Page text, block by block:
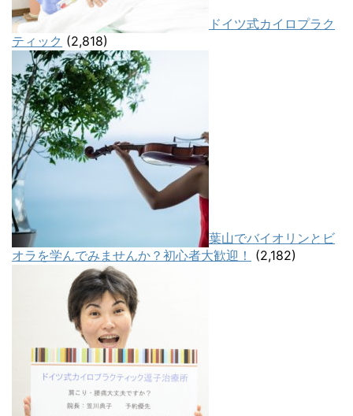
ドイツ式カイロプラク
ティック (2,818)
葉山でバイオリンとビ
オラを学んでみませんか？初心者大歓迎！
(2,182)